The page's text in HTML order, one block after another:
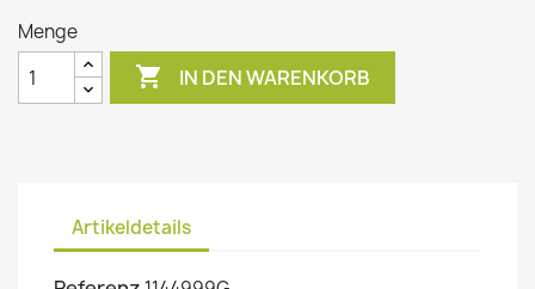
Menge
 IN DEN WARENKORB
Artikeldetails